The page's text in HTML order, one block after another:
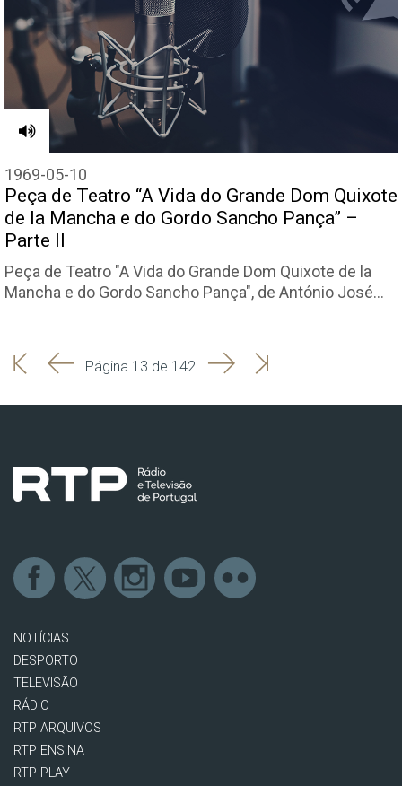
1969-05-10
Peça de Teatro “A Vida do Grande Dom Quixote
de la Mancha e do Gordo Sancho Pança” –
Parte II
Peça de Teatro "A Vida do Grande Dom Quixote de la
Mancha e do Gordo Sancho Pança", de António José…
'
'
Página 13 de 142 SeguinteÚltima
NOTÍCIAS
DESPORTO
TELEVISÃO
RÁDIO
RTP ARQUIVOS
RTP ENSINA
RTP PLAY